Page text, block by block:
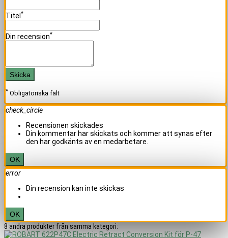
Titel *
Din recension*
Skicka
* Obligatoriska fält
check_circle
Recensionen skickades
Din kommentar har skickats och kommer att synas efter
den har godkänts av en medarbetare.
OK
error
Din recension kan inte skickas
OK
8 andra produkter från samma kategori: